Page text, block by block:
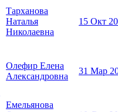
Тарханова
Наталья
Николаевна
15 Окт
Олефир Елена
Александровна
31 Мар
Емельянова